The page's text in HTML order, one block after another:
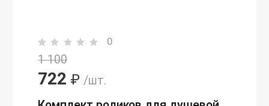
0
1 100
722 ₽ /шт.